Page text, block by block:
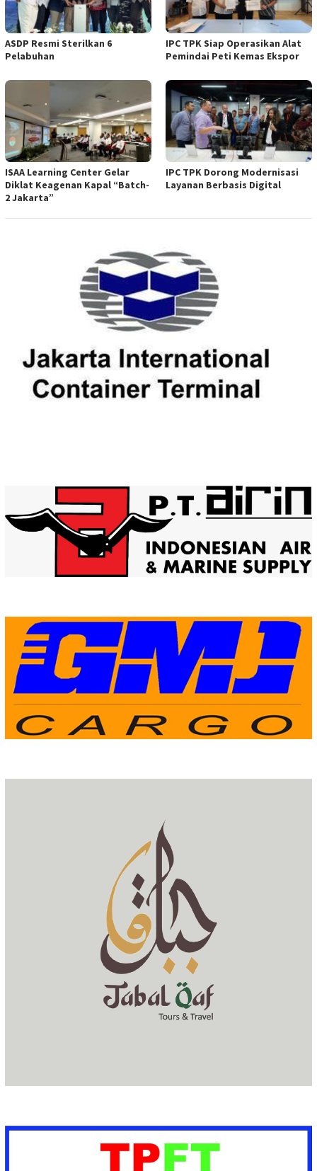
ASDP Resmi Sterilkan 6
Pelabuhan
IPC TPK Siap Operasikan Alat
Pemindai Peti Kemas Ekspor
ISAA Learning Center Gelar
Diklat Keagenan Kapal “Batch-
2 Jakarta”
IPC TPK Dorong Modernisasi
Layanan Berbasis Digital